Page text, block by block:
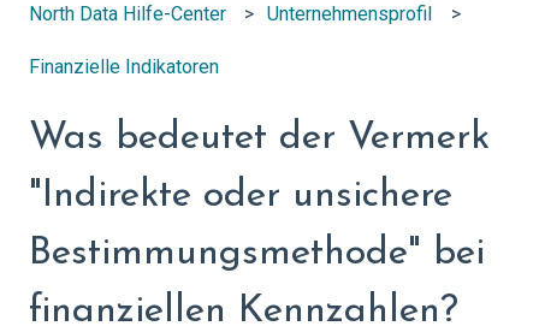
North Data Hilfe-Center Unternehmensprofil
Finanzielle Indikatoren
Was bedeutet der Vermerk
"Indirekte oder unsichere
Bestimmungsmethode" bei
finanziellen Kennzahlen?